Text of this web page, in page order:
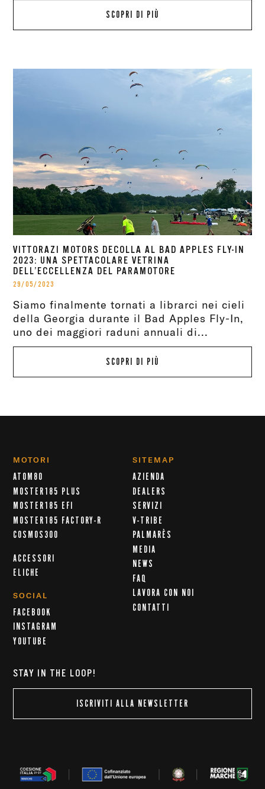
SCOPRI DI PIÙ
VITTORAZI MOTORS DECOLLA AL BAD APPLES FLY-IN
2023: UNA SPETTACOLARE VETRINA
DELL’ECCELLENZA DEL PARAMOTORE
29/05/2023
Siamo finalmente tornati a librarci nei cieli
della Georgia durante il Bad Apples Fly-In,
uno dei maggiori raduni annuali di...
SCOPRI DI PIÙ
MOTORI
ATOM80
MOSTER185 PLUS
MOSTER185 EFI
MOSTER185 FACTORY-R
COSMOS300
ACCESSORI
ELICHE
SOCIAL
FACEBOOK
INSTAGRAM
YOUTUBE
SITEMAP
AZIENDA
DEALERS
SERVIZI
V-TRIBE
PALMARÈS
MEDIA
NEWS
FAQ
LAVORA CON NOI
CONTATTI
STAY IN THE LOOP!
ISCRIVITI ALLA NEWSLETTER